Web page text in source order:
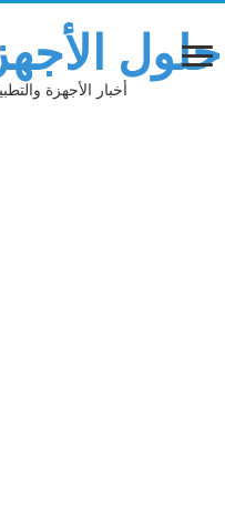
حلول
أخبار الأجهزة